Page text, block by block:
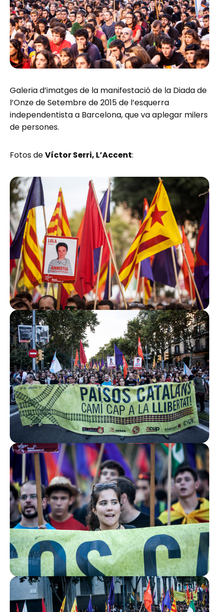
Galeria d’imatges de la manifestació de la Diada de
l’Onze de Setembre de 2015 de l’esquerra
independentista a Barcelona, que va aplegar milers
de persones.
Fotos deVíctor Serri, L’Accent: